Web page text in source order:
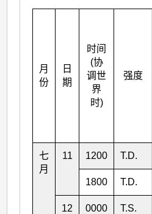
月
份
日
期
时间
(协
调世
界
时)
强度
七
月
11 1200 T.D.
1800 T.D.
12 0000 T.S.